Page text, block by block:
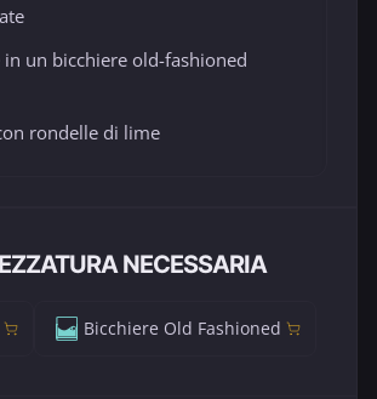
in un bicchiere old-fashioned
rondelle di lime
NECESSARIA
Bicchiere Old Fashioned